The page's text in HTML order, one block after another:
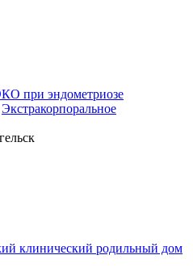
при эндометриозе
Экстракорпоральное
клинический родильный дом